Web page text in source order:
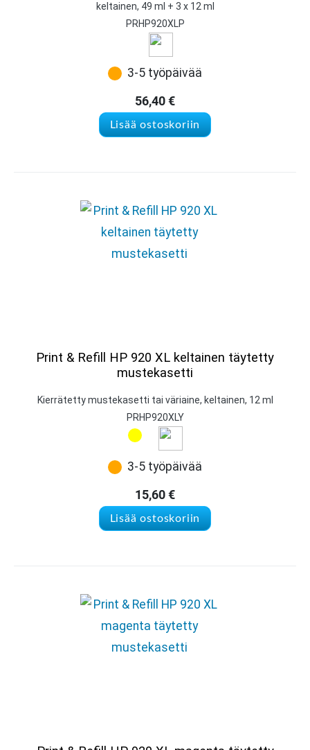
keltainen, 49 ml + 3 x 12 ml
PRHP920XLP
3-5 työpäivää
56,40€
Lisää ostoskoriin
Print & Refill HP 920 XL keltainen täytetty
mustekasetti
Kierrätetty mustekasetti tai väriaine, keltainen, 12 ml
PRHP920XLY
3-5 työpäivää
15,60€
Lisää ostoskoriin